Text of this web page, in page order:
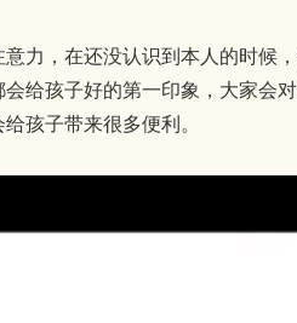
力，在还没认识到本人的时候
给孩子好的第一印象，大家会
孩子带来很多便利。